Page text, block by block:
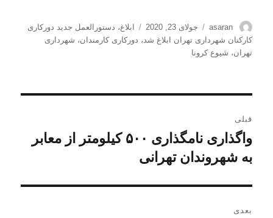
نویسنده
asaran
ارسال
شده
در
جولای 23, 2020 برچسب‌ها
ابلاغ، دستورالعمل جدید دورکاری
کارکنان شهرداری تهران ابلاغ شد، دورکاری کارمندان، شهرداری
تهران، شیوع کرونا
نوشته
قبلی
نوشته
قبلی:
واگذاری نامگذاری ۵۰۰ کیلومتر از معابر
به شهروندان تهرانی
بعدی